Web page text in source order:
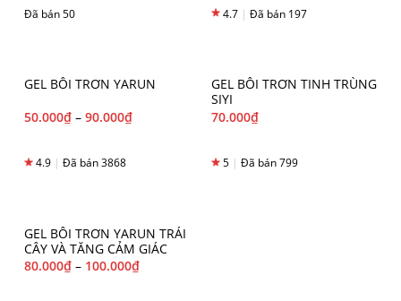
Đã bán 50 4.7 | Đã bán 197
GEL BÔI TRƠN YARUN
50.000₫ – 90.000₫
4.9 | Đã bán 3868
GEL BÔI TRƠN TINH TRÙNG
SIYI
70.000₫
5 | Đã bán 799
GEL BÔI TRƠN YARUN TRÁI
CÂY VÀ TĂNG CẢM GIÁC
80.000₫ – 100.000₫